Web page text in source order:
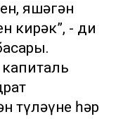
яшәгән
кирәк”, - ди
түләүне һәр